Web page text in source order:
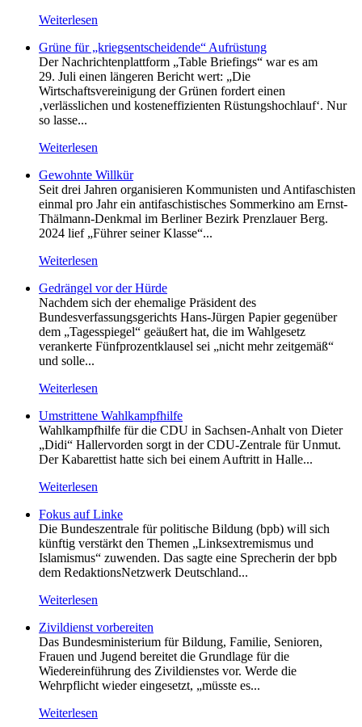
Weiterlesen
Grüne für „kriegsentscheidende“ Aufrüstung
Der Nachrichtenplattform „Table Briefings“ war es am
29. Juli einen längeren Bericht wert: „Die
Wirtschaftsvereinigung der Grünen fordert einen
‚verlässlichen und kosteneffizienten Rüstungshochlauf‘. Nur
so lasse...
Weiterlesen
Gewohnte Willkür
Seit drei Jahren organisieren Kommunisten und Antifaschisten
einmal pro Jahr ein antifaschistisches Sommerkino am Ernst-
Thälmann-Denkmal im Berliner Bezirk Prenzlauer Berg.
2024 lief „Führer seiner Klasse“...
Weiterlesen
Gedrängel vor der Hürde
Nachdem sich der ehemalige Präsident des
Bundesverfassungsgerichts Hans-Jürgen Papier gegenüber
dem „Tagesspiegel“ geäußert hat, die im Wahlgesetz
verankerte Fünfprozentklausel sei „nicht mehr zeitgemäß“
und solle...
Weiterlesen
Umstrittene Wahlkampfhilfe
Wahlkampfhilfe für die CDU in Sachsen-Anhalt von Dieter
„Didi“ Hallervorden sorgt in der CDU-Zentrale für Unmut.
Der Kabarettist hatte sich bei einem Auftritt in Halle...
Weiterlesen
Fokus auf Linke
Die Bundeszentrale für politische Bildung (bpb) will sich
künftig verstärkt den Themen „Linksextremismus und
Islamismus“ zuwenden. Das sagte eine Sprecherin der bpb
dem RedaktionsNetzwerk Deutschland...
Weiterlesen
Zivildienst vorbereiten
Das Bundesministerium für Bildung, Familie, Senioren,
Frauen und Jugend bereitet die Grundlage für die
Wiedereinführung des Zivildienstes vor. Werde die
Wehrpflicht wieder eingesetzt, „müsste es...
Weiterlesen